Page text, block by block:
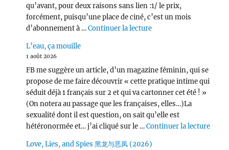
qu’avant, pour deux raisons sans lien :1/ le prix,
forcément, puisqu’une place de ciné, c’est un mois
d’abonnement à …Continuer la lecturede « L’Odyssée (2026)
L’eau, ça mouille
1 août 2026
FB me suggère un article, d’un magazine féminin, qui se
propose de me faire découvrir « cette pratique intime qui
séduit déjà 1 français sur 2 et qui va cartonner cet été ! »
(On notera au passage que les françaises, elles…)La
sexualité dont il est question, on sait qu’elle est
hétéronormée et… j’ai cliqué sur le …Continuer la lecturede «
Love, Lies, and Spies 黑龙与恶凤 (2026)